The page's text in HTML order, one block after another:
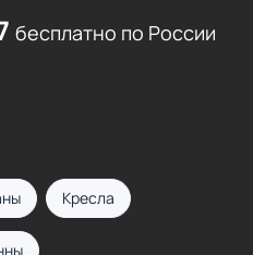
бесплатно по России
Кресла